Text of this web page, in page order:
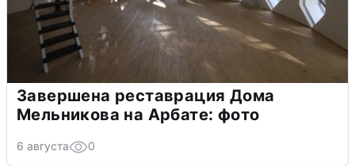
Завершена реставрация Дома
Мельникова на Арбате: фото
6 августа 0